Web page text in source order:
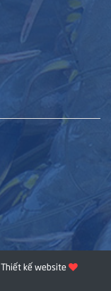
Thiết kế website